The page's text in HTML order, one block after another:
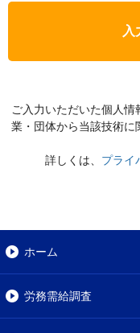
入
ご入力いただいた個人
業・団体から当該技術に
詳しくは、 プライ
ホーム
労務需給調査